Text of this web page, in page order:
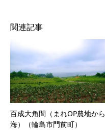
関連記事
百成大角間（まれOP農地から
海）（輪島市門前町）